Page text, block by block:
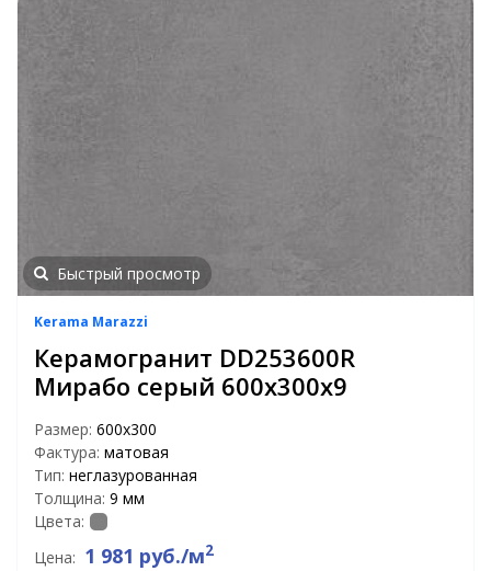
Быстрый просмотр
Kerama Marazzi
Керамогранит DD253600R
Мирабо серый 600х300х9
Размер: 600x300
Фактура: матовая
Тип: неглазурованная
Толщина: 9 мм
Цвета:
Цена: 1 981 руб./м2